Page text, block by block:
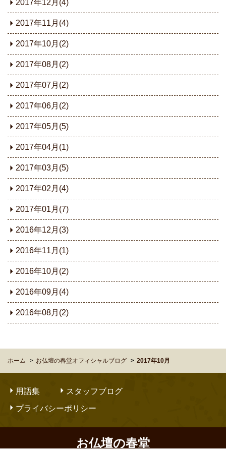
2017年12月(4)
2017年11月(4)
2017年10月(2)
2017年08月(2)
2017年07月(2)
2017年06月(2)
2017年05月(5)
2017年04月(1)
2017年03月(5)
2017年02月(4)
2017年01月(7)
2016年12月(3)
2016年11月(1)
2016年10月(2)
2016年09月(4)
2016年08月(2)
ホーム お仏壇の春堂オフィシャルブログ 2017年10月
用語集
スタッフブログ
プライバシーポリシー
お仏壇の春堂